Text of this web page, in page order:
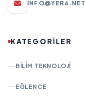
INFO@YER6.NET
KATEGORİLER
BILIM TEKNOLOJI
EĞLENCE